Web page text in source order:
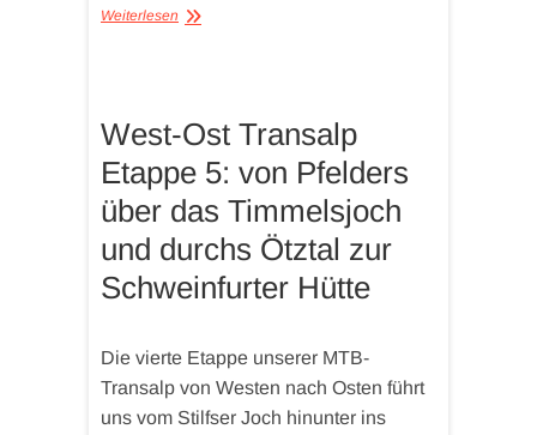
Weiterlesen
West-Ost Transalp
Etappe 5: von Pfelders
über das Timmelsjoch
und durchs Ötztal zur
Schweinfurter Hütte
Die vierte Etappe unserer MTB-
Transalp von Westen nach Osten führt
uns vom Stilfser Joch hinunter ins